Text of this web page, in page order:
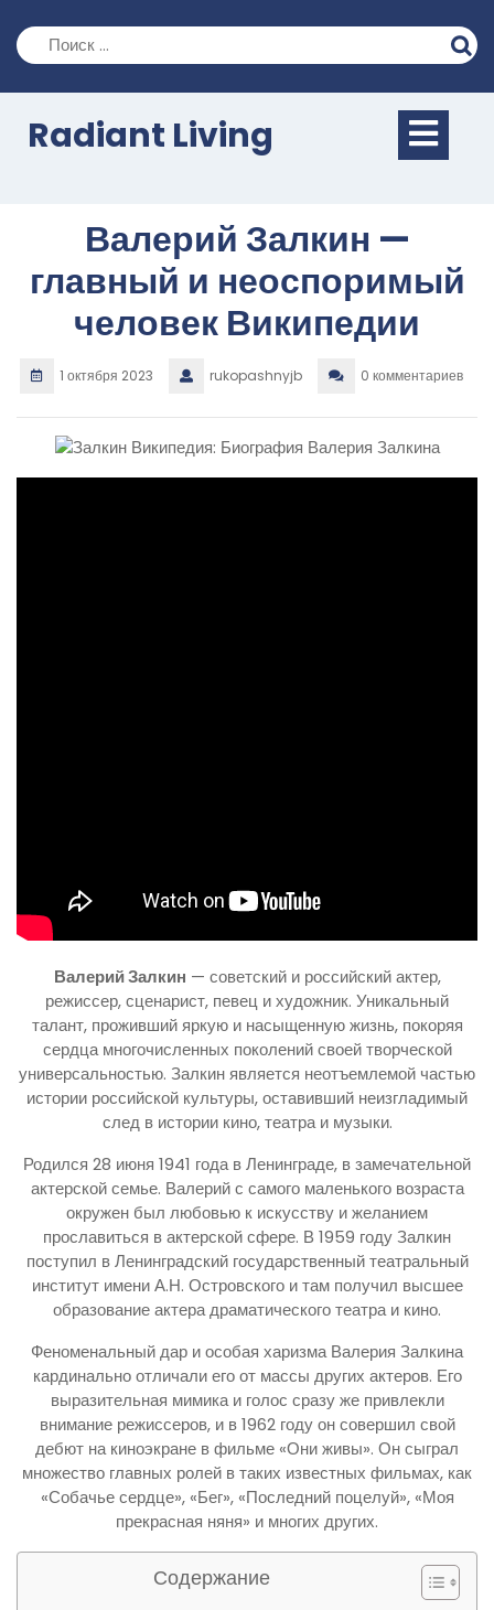
содержимому
Radiant Living
Валерий Залкин —
главный и неоспоримый
человек Википедии
1 октября 2023 rukopashnyjb 0 комментариев
Валерий Залкин — советский и российский актер,
режиссер, сценарист, певец и художник. Уникальный
талант, проживший яркую и насыщенную жизнь, покоряя
сердца многочисленных поколений своей творческой
универсальностью. Залкин является неотъемлемой частью
истории российской культуры, оставивший неизгладимый
след в истории кино, театра и музыки.
Родился 28 июня 1941 года в Ленинграде, в замечательной
актерской семье. Валерий с самого маленького возраста
окружен был любовью к искусству и желанием
прославиться в актерской сфере. В 1959 году Залкин
поступил в Ленинградский государственный театральный
институт имени А.Н. Островского и там получил высшее
образование актера драматического театра и кино.
Феноменальный дар и особая харизма Валерия Залкина
кардинально отличали его от массы других актеров. Его
выразительная мимика и голос сразу же привлекли
внимание режиссеров, и в 1962 году он совершил свой
дебют на киноэкране в фильме «Они живы». Он сыграл
множество главных ролей в таких известных фильмах, как
«Собачье сердце», «Бег», «Последний поцелуй», «Моя
прекрасная няня» и многих других.
Содержание